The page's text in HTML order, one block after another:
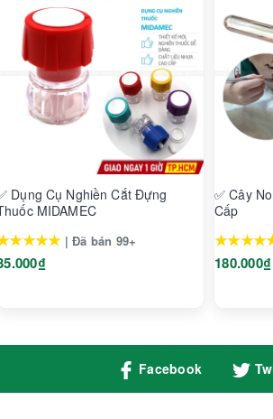
Hân
Đông, Thành phố Thủ Đức, Thành phố Hồ
Dụng Cụ Nghiền Cắt Đựng
MIDAMEC
| Đã bán 99+
✅ Cây
Cấp
180.000₫
Facebook